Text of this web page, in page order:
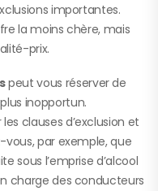
importantes.
la moins chère, mais
prix.
peut vous réserver de
inopportun.
clauses d’exclusion et
vous, par exemple, que
sous l’emprise d’alcool
charge des conducteurs